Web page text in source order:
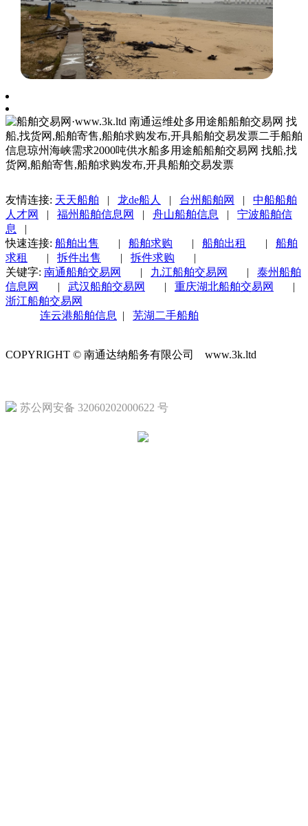
友情连接: 天天船舶 | 龙de船人 | 台州船舶网 | 中船船舶
人才网
| 福州船舶信息网 | 舟山船舶信息 | 宁波船舶信
息
|
快速连接: 船舶出售 | 船舶求购 | 船舶出租 | 船舶
求租
| 拆件出售 | 拆件求购 |
关键字: 南通船舶交易网 | 九江船舶交易网 | 泰州船舶
信息网
| 武汉船舶交易网 | 重庆湖北船舶交易网
|
浙江船舶交易网
连云港船舶信息
| 芜湖二手船舶
COPYRIGHT © 南通达纳船务有限公司 www.3k.ltd
苏公网安备 32060202000622 号